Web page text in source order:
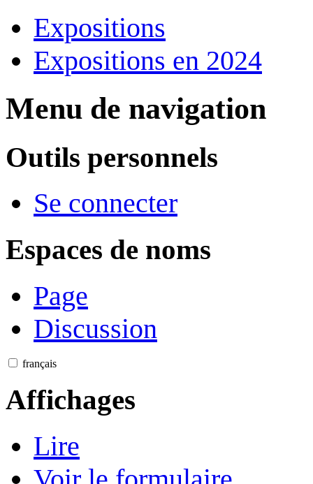
Expositions
Expositions en 2024
Menu de navigation
Outils personnels
Se connecter
Espaces de noms
Page
Discussion
français
Affichages
Lire